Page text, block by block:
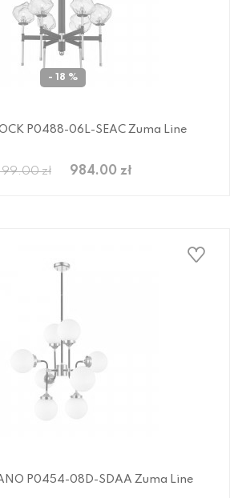
- 18 %
P0488-06L-SEAC Zuma Line
zł 984.00 zł
P0454-08D-SDAA Zuma Line